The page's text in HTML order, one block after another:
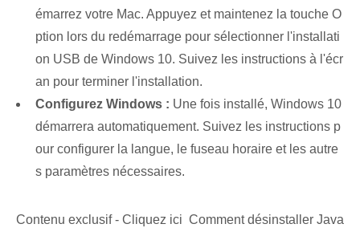
émarrez votre Mac.‍ Appuyez et maintenez la touche O
ption lors du redémarrage pour sélectionner l'installati
on USB de Windows 10. Suivez les instructions à l'écr
an pour terminer l'installation.
Configurez Windows : Une fois installé, Windows 10
démarrera automatiquement. Suivez les instructions p
our configurer la langue, le fuseau horaire et les autre
s paramètres nécessaires.
Contenu exclusif - Cliquez ici Comment désinstaller Java